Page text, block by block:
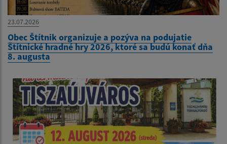
23.07.2026
Obec Štítnik organizuje a pozýva na podujatie
Štítnické hradné hry 2026, ktoré sa budú konať dňa
8. augusta